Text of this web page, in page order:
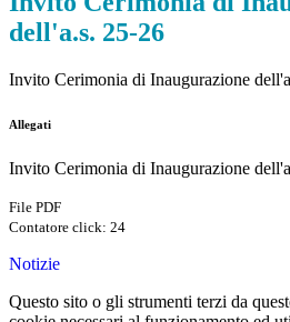
dell'a.s. 25-26
Invito Cerimonia di Inaugurazione
Allegati
Invito Cerimonia di Inaugurazione
File PDF
Contatore click: 24
Notizie
Questo sito o gli strumenti terzi da